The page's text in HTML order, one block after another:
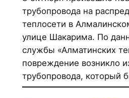
трубопровода на
теплосети в
улице Шакарима. По
службы «Алматинских
повреждение возникло
трубопровода, который